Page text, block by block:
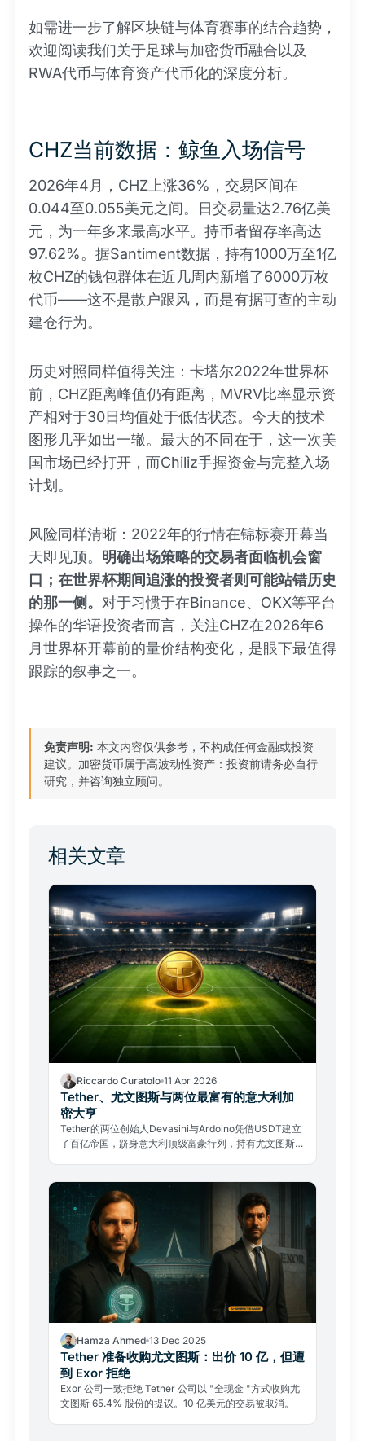
如需进一步了解区块链与体育赛事的结合趋势，
欢迎阅读我们关于足球与加密货币融合以及
RWA代币与体育资产代币化的深度分析。
CHZ当前数据：鲸鱼入场信号
2026年4月，CHZ上涨36%，交易区间在
0.044至0.055美元之间。日交易量达2.76亿美
元，为一年多来最高水平。持币者留存率高达
97.62%。据Santiment数据，持有1000万至1亿
枚CHZ的钱包群体在近几周内新增了6000万枚
代币——这不是散户跟风，而是有据可查的主动
建仓行为。
历史对照同样值得关注：卡塔尔2022年世界杯
前，CHZ距离峰值仍有距离，MVRV比率显示资
产相对于30日均值处于低估状态。今天的技术
图形几乎如出一辙。最大的不同在于，这一次美
国市场已经打开，而Chiliz手握资金与完整入场
计划。
风险同样清晰：2022年的行情在锦标赛开幕当
天即见顶。 明确出场策略的交易者面临机会窗
口；在世界杯期间追涨的投资者则可能站错历史
的那一侧。 对于习惯于在Binance、OKX等平台
操作的华语投资者而言，关注CHZ在2026年6
月世界杯开幕前的量价结构变化，是眼下最值得
跟踪的叙事之一。
免责声明: 本文内容仅供参考，不构成任何金融或投资
建议。加密货币属于高波动性资产：投资前请务必自行
研究，并咨询独立顾问。
相关文章
Riccardo Curatolo 11 Apr 2026
Tether、尤文图斯与两位最富有的意大利加
密大亨
Tether的两位创始人Devasini与Ardoino凭借USDT建立
了百亿帝国，跻身意大利顶级富豪行列，持有尤文图斯
Hamza Ahmed 13 Dec 2025
Tether 准备收购尤文图斯：出价 10 亿，但遭
到 Exor 拒绝
Exor 公司一致拒绝 Tether 公司以 "全现金 "方式收购尤
文图斯 65.4% 股份的提议。10 亿美元的交易被取消。